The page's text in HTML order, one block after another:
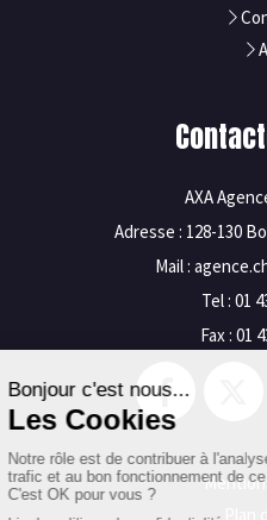
AXA
Adresse : 128-130
Mail :
Tel : 01
Fax : 01